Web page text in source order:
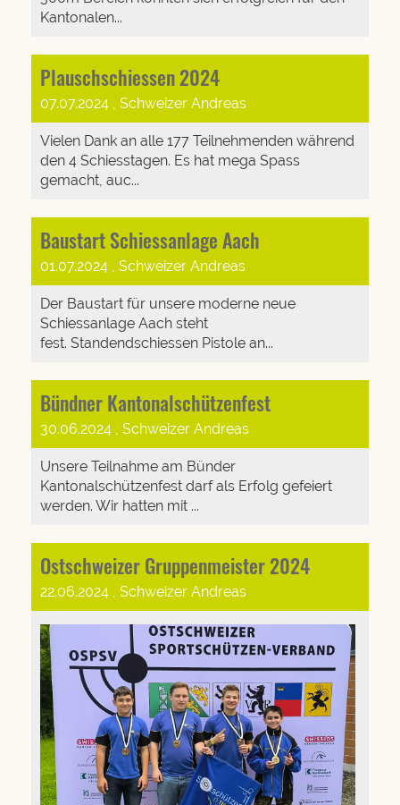
Kantonalen...
Plauschschiessen 2024
07.07.2024 , Schweizer Andreas
Vielen Dank an alle 177 Teilnehmenden während
den 4 Schiesstagen. Es hat mega Spass
gemacht, auc...
Baustart Schiessanlage Aach
01.07.2024 , Schweizer Andreas
Der Baustart für unsere moderne neue
Schiessanlage Aach steht
fest. Standendschiessen Pistole an...
Bündner Kantonalschützenfest
30.06.2024 , Schweizer Andreas
Unsere Teilnahme am Bünder
Kantonalschützenfest darf als Erfolg gefeiert
werden. Wir hatten mit ...
Ostschweizer Gruppenmeister 2024
22.06.2024 , Schweizer Andreas